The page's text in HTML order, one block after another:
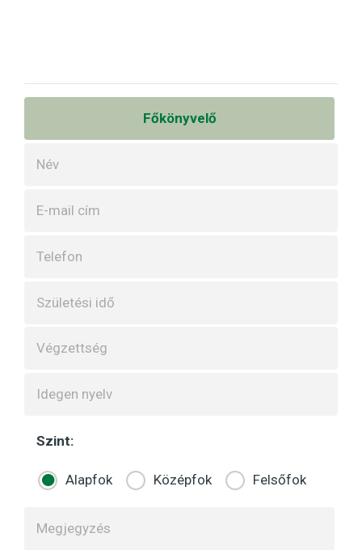
Szint:
Alapfok Középfok Felsőfok